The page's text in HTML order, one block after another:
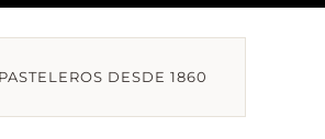
DESDE 1860